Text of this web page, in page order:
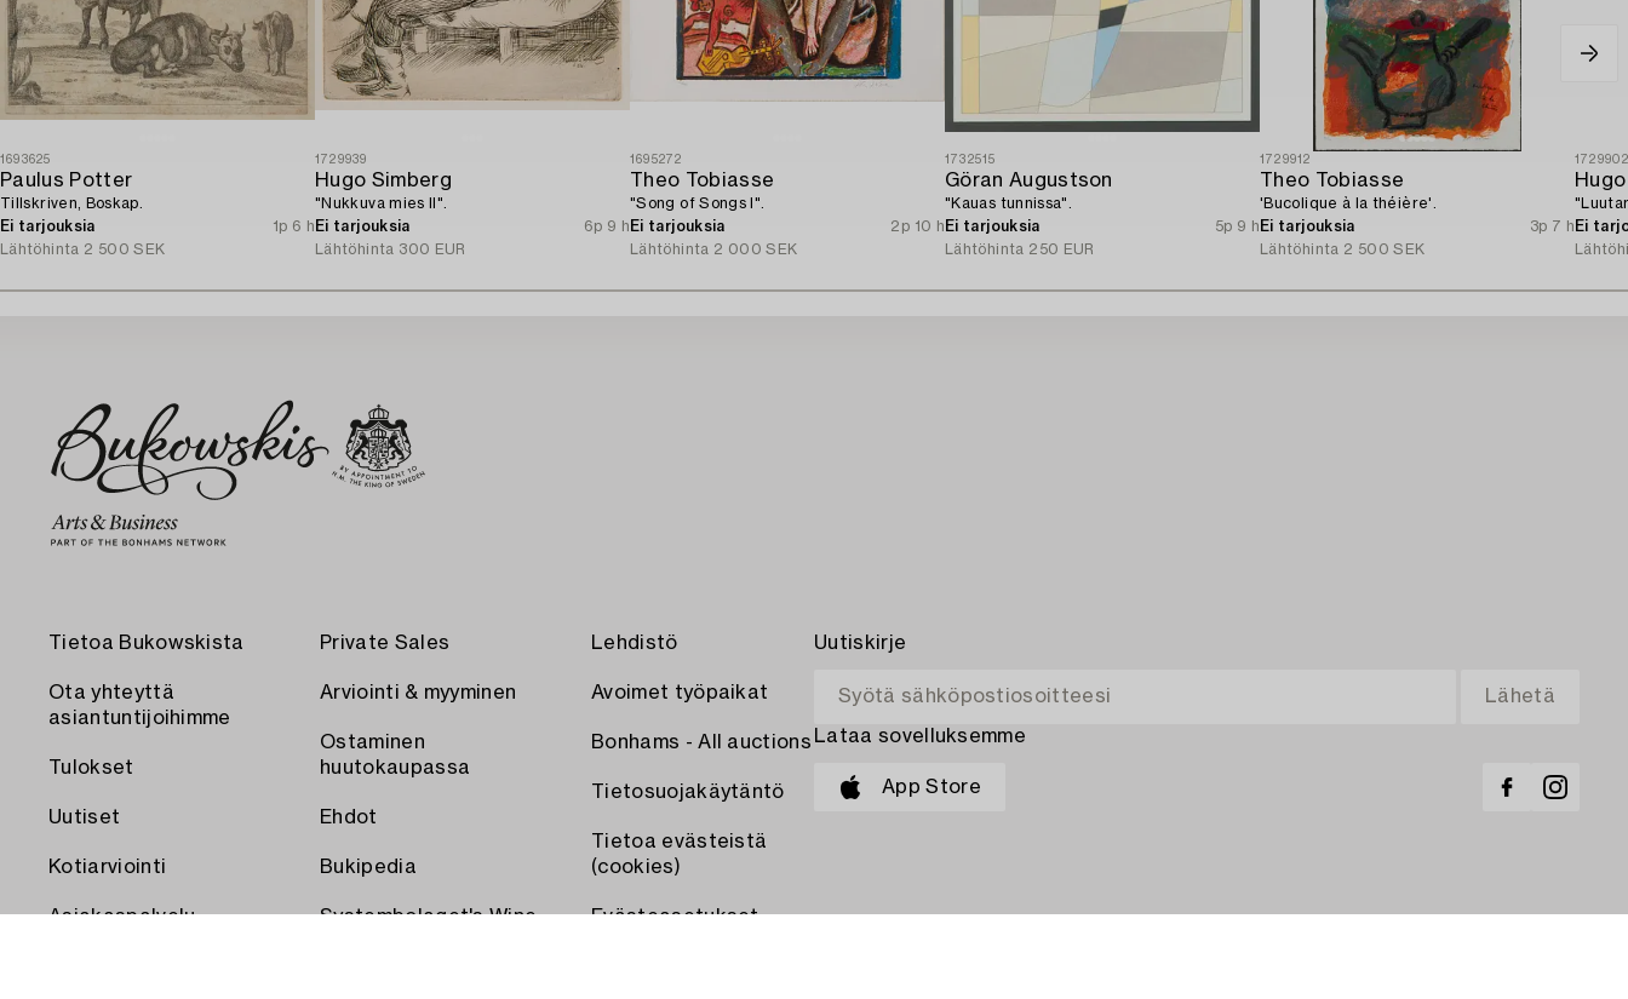
1693625
Paulus Potter
Tillskriven, Boskap.
Ei tarjouksia
1p 6 h
Lähtöhinta 2 500 SEK
1729939
Hugo Simberg
"Nukkuva mies II".
Ei tarjouksia
6p 9 h
Lähtöhinta 300 EUR
1695272
Theo Tobiasse
"Song of Songs I".
Ei tarjouksia
2p 10 h
Lähtöhinta 2 000 SEK
1732515
Göran Augustson
"Kauas tunnissa".
Ei tarjouksia
5p 9 h
Lähtöhinta 250 EUR
1729912
Theo Tobiasse
'Bucolique à la théière'.
Ei tarjouksia
3p 7 h
Lähtöhinta 2 500 SEK
Ei
Tietoa Bukowskista
Ota yhteyttä
asiantuntijoihimme
Tulokset
Uutiset
Kotiarviointi
Asiakaspalvelu
Private Sales
Arviointi & myyminen
Ostaminen
huutokaupassa
Ehdot
Bukipedia
Systembolaget's Wine
Lehdistö
Avoimet työpaikat
Bonhams - All auctions
Tietosuojakäytäntö
Tietoa evästeistä
(cookies)
Evästeasetukset
Uutiskirje
Lataa sovelluksemme
App Store